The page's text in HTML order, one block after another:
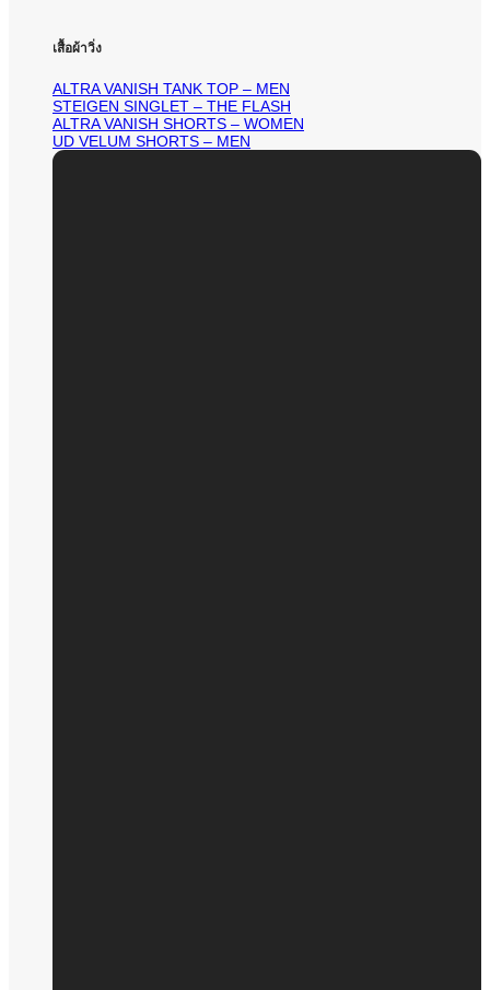
เสื้อผ้าวิ่ง
ALTRA VANISH TANK TOP – MEN
STEIGEN SINGLET – THE FLASH
ALTRA VANISH SHORTS – WOMEN
UD VELUM SHORTS – MEN